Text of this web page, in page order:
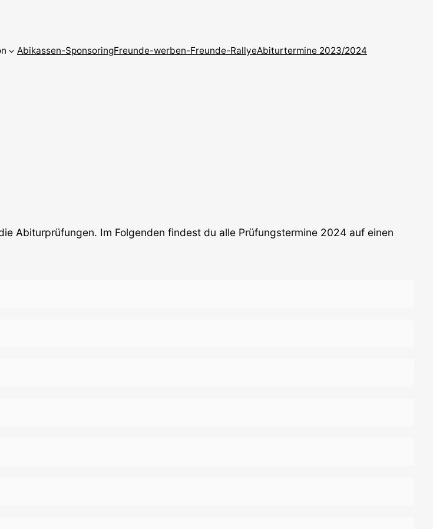
Abikassen-SponsoringFreunde-werben-Freunde-RallyeAbiturtermine 2023/2024
Abiturprüfungen. Im Folgenden findest du alle Prüfungstermine 2024 auf einen